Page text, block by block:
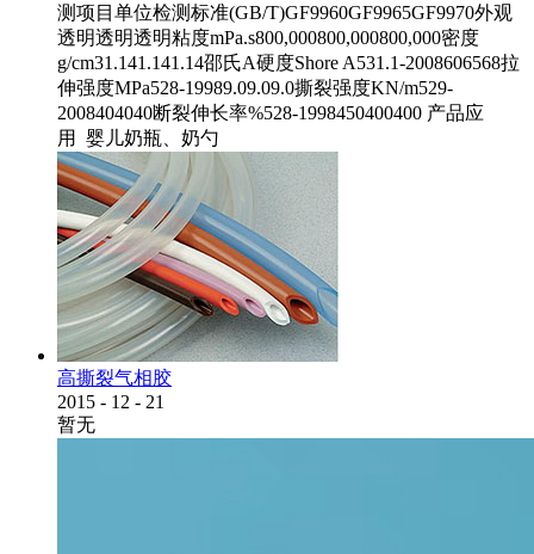
测项目单位检测标准(GB/T)GF9960GF9965GF9970外观
透明透明透明粘度mPa.s800,000800,000800,000密度
g/cm31.141.141.14邵氏A硬度Shore A531.1-2008606568拉
伸强度MPa528-19989.09.09.0撕裂强度KN/m529-
2008404040断裂伸长率%528-1998450400400 产品应
用 婴儿奶瓶、奶勺
高撕裂气相胶
2015 - 12 - 21
暂无